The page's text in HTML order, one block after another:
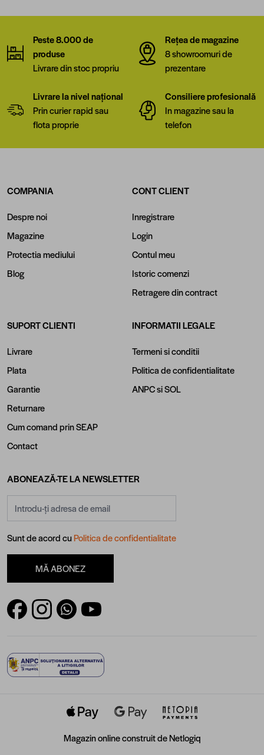
Peste 8.000 de
produse
Livrare din stoc propriu
Rețea de magazine
8 showroomuri de
prezentare
Livrare la nivel național
Prin curier rapid sau
flota proprie
Consiliere profesională
In magazine sau la
telefon
COMPANIA
Despre noi
Magazine
Protectia mediului
Blog
CONT CLIENT
Inregistrare
Login
Contul meu
Istoric comenzi
Retragere din contract
SUPORT CLIENTI
Livrare
Plata
Garantie
Returnare
Cum comand prin SEAP
Contact
INFORMATII LEGALE
Termeni si conditii
Politica de confidentialitate
ANPCsiSOL
ABONEAZĂ-TE LA NEWSLETTER
Sunt de acord cuPolitica de confidentialitate
MĂ ABONEZ
Magazin online construit deNetlogiq